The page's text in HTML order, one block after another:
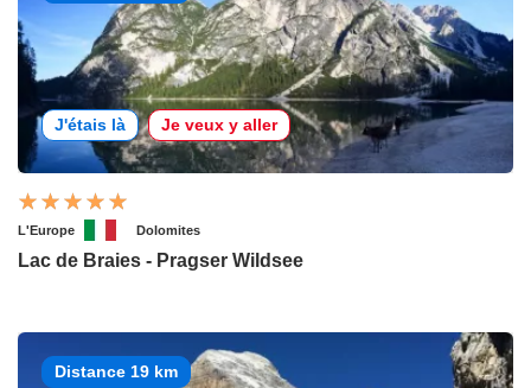
J'étais là Je veux y aller
L'Europe Dolomites
Lac de Braies - Pragser Wildsee
Distance 19 km